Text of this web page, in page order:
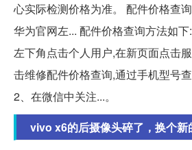
心实际检测价格为准。 配件价格查
华为官网左... 配件价格查询方法如
左下角点击个人用户,在新页面点击
击维修配件价格查询,通过手机型号查
2、在微信中关注...。
vivo x6的后摄像头碎了，换个新